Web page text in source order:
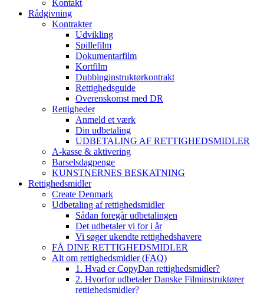
Kontakt
Rådgivning
Kontrakter
Udvikling
Spillefilm
Dokumentarfilm
Kortfilm
Dubbinginstruktørkontrakt
Rettighedsguide
Overenskomst med DR
Rettigheder
Anmeld et værk
Din udbetaling
UDBETALING AF RETTIGHEDSMIDLER
A-kasse & aktivering
Barselsdagpenge
KUNSTNERNES BESKATNING
Rettighedsmidler
Create Denmark
Udbetaling af rettighedsmidler
Sådan foregår udbetalingen
Det udbetaler vi for i år
Vi søger ukendte rettighedshavere
FÅ DINE RETTIGHEDSMIDLER
Alt om rettighedsmidler (FAQ)
1. Hvad er CopyDan rettighedsmidler?
2. Hvorfor udbetaler Danske Filminstruktører
rettighedsmidler?